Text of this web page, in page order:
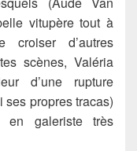
vitupère tout à
croiser d’autres
scènes, Valéria
d’une rupture
propres tracas)
en galeriste très